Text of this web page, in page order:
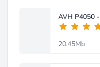
AVH P4050
20.45Mb